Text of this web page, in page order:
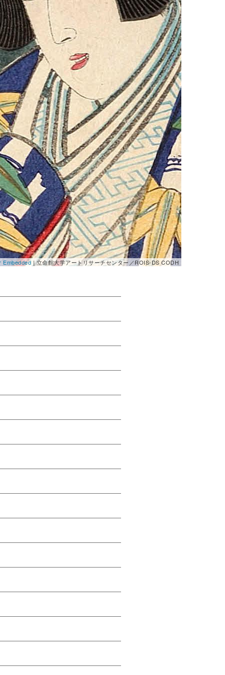
Embedded | 立命館大学アートリサーチセンター／ROIS-DS CODH